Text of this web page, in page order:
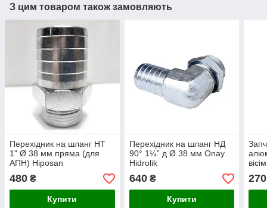
З цим товаром також замовляють
Перехідник на шланг НТ
1" Ø 38 мм пряма (для
АПН) Hiposan
480 ₴
Купити
Перехідник на шланг НД
90° 1¼” д Ø 38 мм Onay
Hidrolik
640₴
Купити
270